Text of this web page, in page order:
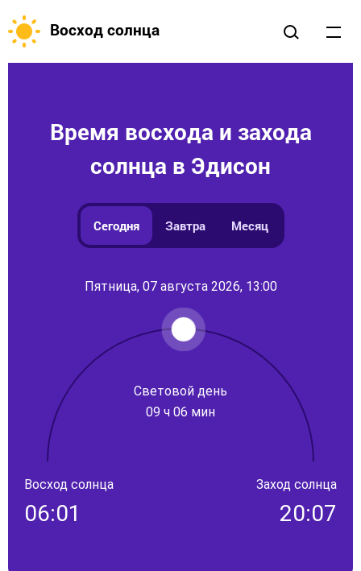
Восход солнца
Время восхода и захода
солнца в Эдисон
Сегодня Завтра Месяц
Пятница, 07 августа 2026, 13:00
Световой день
09 ч 06 мин
Восход солнца
06:01
Заход солнца
20:07